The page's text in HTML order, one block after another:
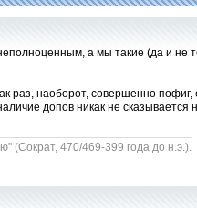
а мы такие (да и не
раз, наоборот, совершенно
допов никак не сказывается
(Сократ, 470/469-399 года до н.э.).